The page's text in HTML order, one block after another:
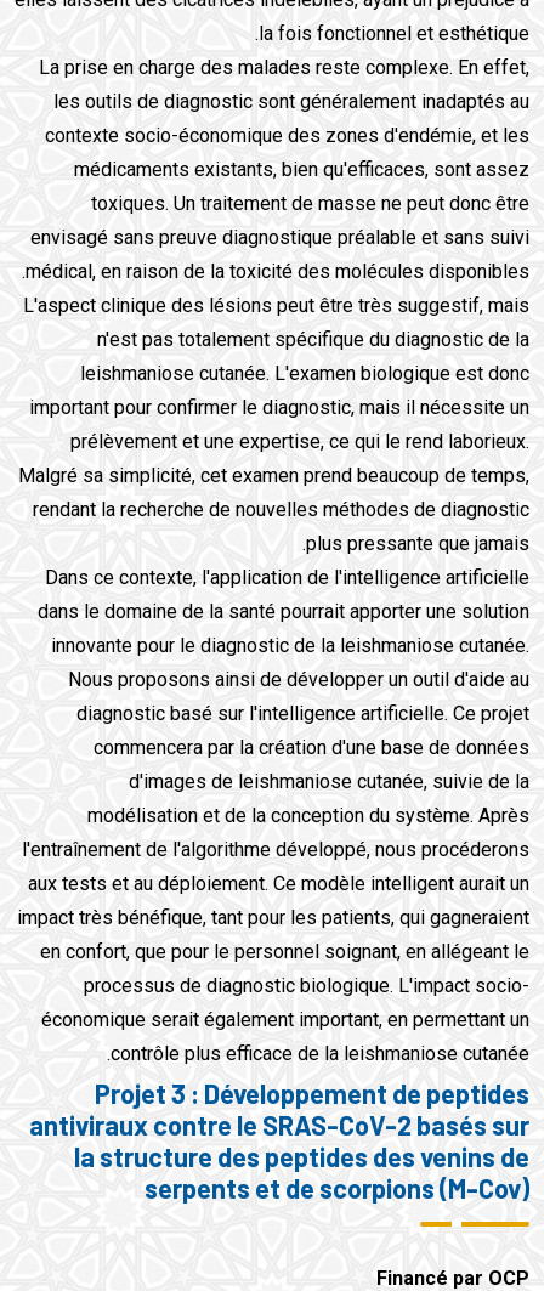
la fois fonctionnel et esthétique.
La prise en charge des malades reste complexe. En effet,
les outils de diagnostic sont généralement inadaptés au
contexte socio-économique des zones d'endémie, et les
médicaments existants, bien qu'efficaces, sont assez
toxiques. Un traitement de masse ne peut donc être
envisagé sans preuve diagnostique préalable et sans suivi
médical, en raison de la toxicité des molécules disponibles.
L'aspect clinique des lésions peut être très suggestif, mais
n'est pas totalement spécifique du diagnostic de la
leishmaniose cutanée. L'examen biologique est donc
important pour confirmer le diagnostic, mais il nécessite un
prélèvement et une expertise, ce qui le rend laborieux.
Malgré sa simplicité, cet examen prend beaucoup de temps,
rendant la recherche de nouvelles méthodes de diagnostic
plus pressante que jamais.
Dans ce contexte, l'application de l'intelligence artificielle
dans le domaine de la santé pourrait apporter une solution
innovante pour le diagnostic de la leishmaniose cutanée.
Nous proposons ainsi de développer un outil d'aide au
diagnostic basé sur l'intelligence artificielle. Ce projet
commencera par la création d'une base de données
d'images de leishmaniose cutanée, suivie de la
modélisation et de la conception du système. Après
l'entraînement de l'algorithme développé, nous procéderons
aux tests et au déploiement. Ce modèle intelligent aurait un
impact très bénéfique, tant pour les patients, qui gagneraient
en confort, que pour le personnel soignant, en allégeant le
processus de diagnostic biologique. L'impact socio-
économique serait également important, en permettant un
contrôle plus efficace de la leishmaniose cutanée.
Projet 3 : Développement de peptides
antiviraux contre le SRAS-CoV-2 basés sur
la structure des peptides des venins de
serpents et de scorpions (M-Cov)
Financé par OCP